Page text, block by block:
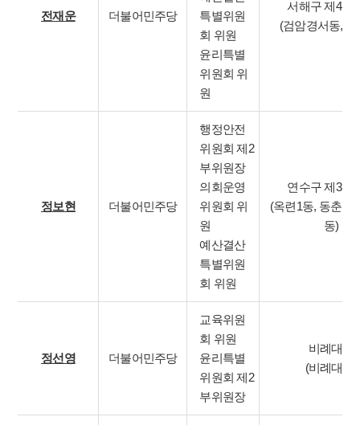
전재운 더불어민주당
특별위원
회 위원
윤리특별
위원회 위
원
서해구 제4선
(검암경서동, 연
정보현 더불어민주당
행정안전
위원회 제2
부위원장
의회운영
위원회 위
원
예산결산
특별위원
회 위원
연수구 제3선
(옥련1동, 동춘1
동)
정선영 더불어민주당
교육위원
회 위원
윤리특별
위원회 제2
부위원장
비례대표
(비례대표)